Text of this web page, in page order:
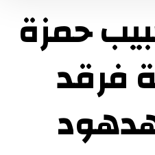
حمزة
فرقد